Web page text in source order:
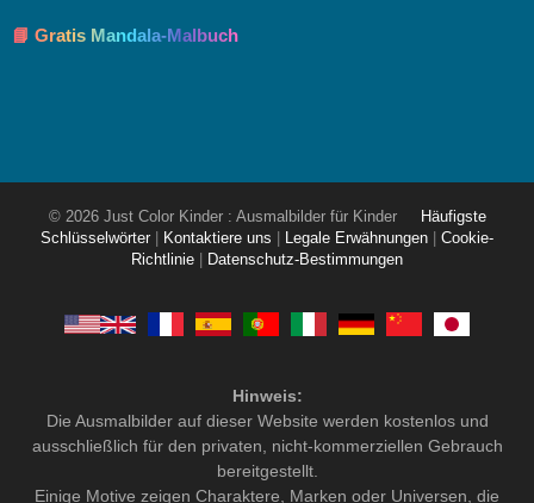
📘 Gratis Mandala-Malbuch
© 2026 Just Color Kinder : Ausmalbilder für Kinder
Häufigste
Schlüsselwörter
Kontaktiere uns Legale Erwähnungen
Cookie-
Richtlinie
Datenschutz-Bestimmungen
Hinweis:
Die Ausmalbilder auf dieser Website werden kostenlos und
ausschließlich für den privaten, nicht-kommerziellen Gebrauch
bereitgestellt.
Einige Motive zeigen Charaktere, Marken oder Universen, die